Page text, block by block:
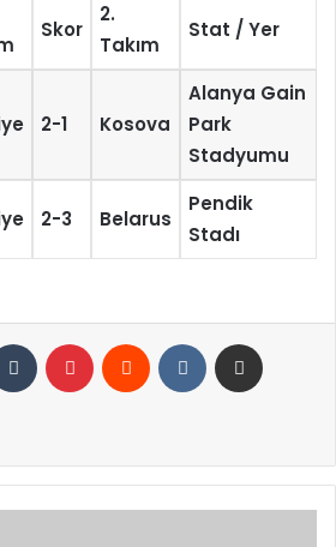
Skor
2.
Takım
Stat / Yer
2-1 Kosova
Alanya Gain
Park
Stadyumu
2-3 Belarus
Pendik
Stadı
Tumblr Pinterest Reddit VKontakte